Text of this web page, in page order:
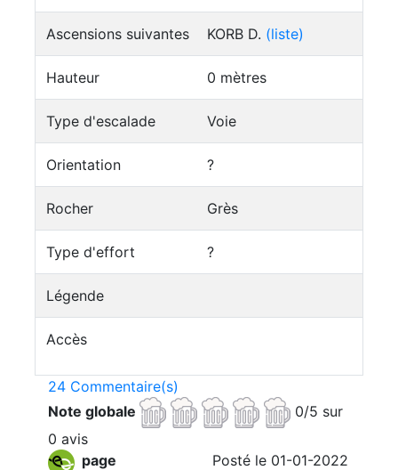
Ascensions suivantes KORB D. (liste)
Hauteur 0 mètres
Type d'escalade Voie
Orientation ?
Rocher Grès
Type d'effort ?
Légende
Accès
24 Commentaire(s)
Note globale
0/5 sur
0 avis
page
Posté le 01-01-2022